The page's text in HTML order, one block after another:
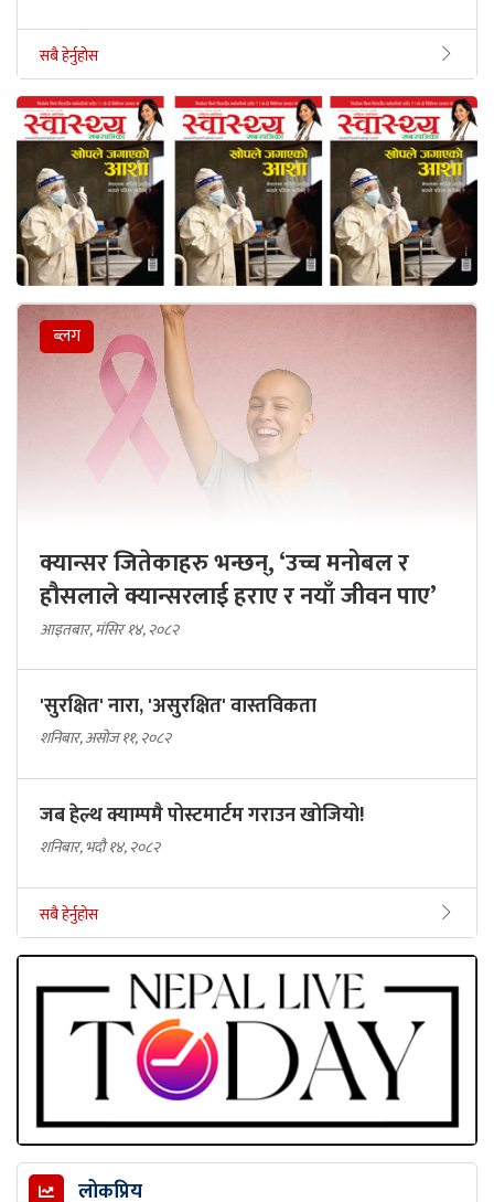
सबै हेर्नुहोस
ब्लग
क्यान्सर जितेकाहरु भन्छन्, ‘उच्च मनोबल र
हौसलाले क्यान्सरलाई हराए र नयाँ जीवन पाए’
आइतबार, मंसिर १४, २०८२
'सुरक्षित' नारा, 'असुरक्षित' वास्तविकता
शनिबार, असोज ११, २०८२
जब हेल्थ क्याम्पमै पोस्टमार्टम गराउन खोजियो!
शनिबार, भदौ १४, २०८२
सबै हेर्नुहोस
लोकप्रिय